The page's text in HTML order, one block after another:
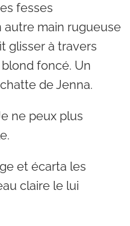
fesses
autre main rugueuse
glisser à travers
blond foncé. Un
de Jenna.
ne peux plus
et écarta les
claire le lui